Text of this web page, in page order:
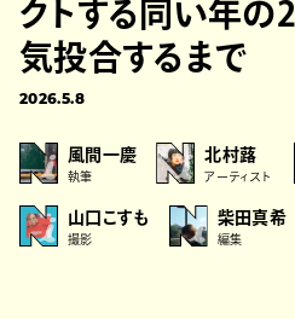
クトする同い年の
気投合するまで
2026.5.8
風間一慶
執筆
北村蕗
アーティスト
山口こすも
撮影
柴田真希
編集